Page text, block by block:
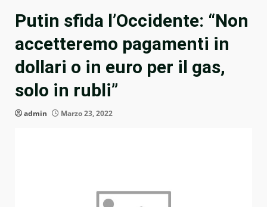
Putin sfida l’Occidente: “Non
accetteremo pagamenti in
dollari o in euro per il gas,
solo in rubli”
admin Marzo 23, 2022